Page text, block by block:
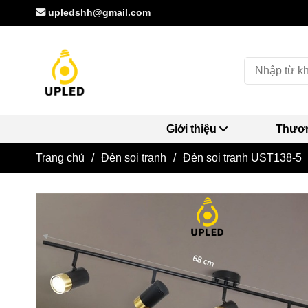
upledshh@gmail.com
Giới thiệu
Trang chủ / Đèn soi tranh / Đèn soi tranh UST138-5